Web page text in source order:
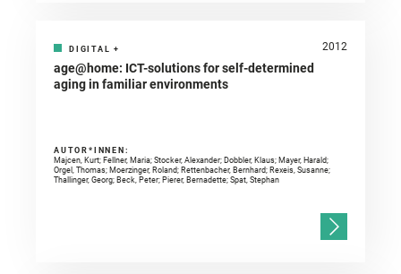
DIGITAL + 2012
age@home: ICT-solutions for self-determined
aging in familiar environments
AUTOR*INNEN:
Majcen, Kurt; Fellner, Maria; Stocker, Alexander; Dobbler, Klaus; Mayer, Harald;
Orgel, Thomas; Moerzinger, Roland; Rettenbacher, Bernhard; Rexeis, Susanne;
Thallinger, Georg; Beck, Peter; Pierer, Bernadette; Spat, Stephan